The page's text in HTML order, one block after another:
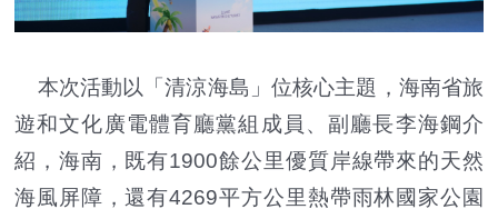
本次活動以「清涼海島」位核心主題，海南省旅
遊和文化廣電體育廳黨組成員、副廳長李海鋼介
紹，海南，既有1900餘公里優質岸線帶來的天然
海風屏障，還有4269平方公里熱帶雨林國家公園